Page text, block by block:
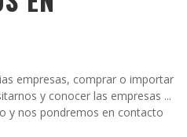
empresas, comprar o importar
y conocer las empresas ...
y nos pondremos en contacto